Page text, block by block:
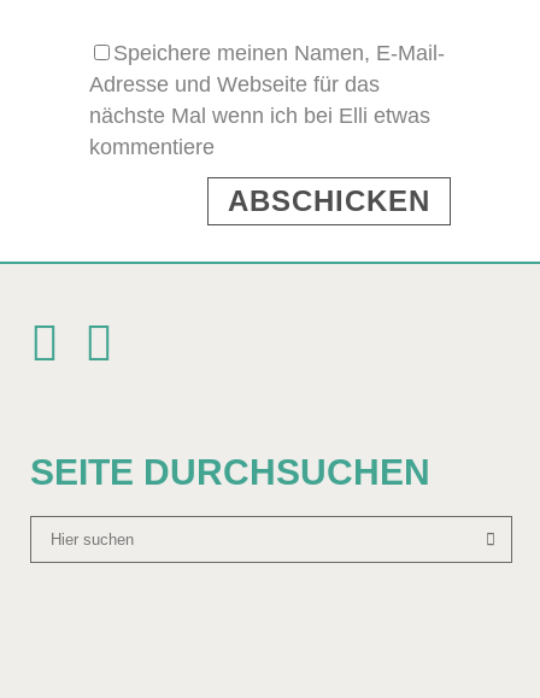
Speichere meinen Namen, E-Mail-
Adresse und Webseite für das
nächste Mal wenn ich bei Elli etwas
kommentiere
SEITE DURCHSUCHEN